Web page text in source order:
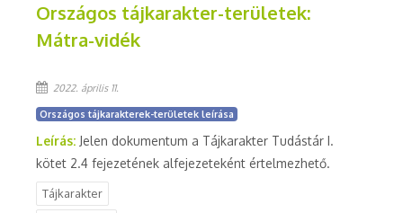
Országos tájkarakter-területek:
Mátra-vidék
2022. április 11.
Országos tájkarakterek-területek leírása
Leírás: Jelen dokumentum a Tájkarakter Tudástár I.
kötet 2.4 fejezetének alfejezeteként értelmezhető.
Tájkarakter